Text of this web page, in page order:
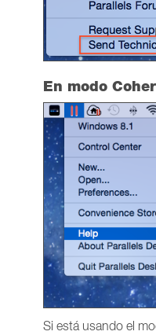
En modo
Si está usando el